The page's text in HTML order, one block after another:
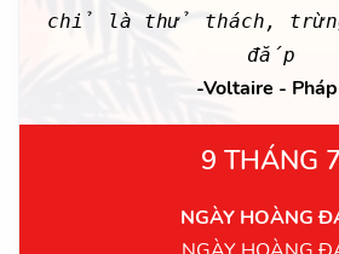
chỉ là thử thách, trừng
đắp
-Voltaire -
9 THÁNG 7
NGÀY HOÀNG